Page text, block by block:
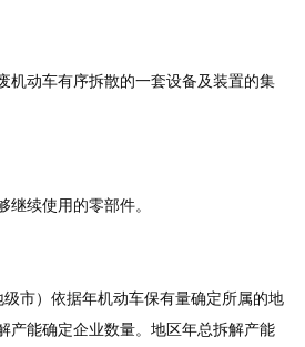
机动车有序拆散的一套设备及装置的集
续使用的零部件。
市）依据年机动车保有量确定所属的地
产能确定企业数量。地区年总拆解产能